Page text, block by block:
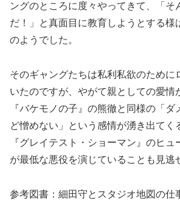
ングのところに度々やってきて、「そ
だ！」と真面目に教育しようとする様
のようでした。
そのギャングたちは私利私欲のために
いたのですが、やがて親としての愛情
『バケモノの子』の熊徹と同様の「
ど憎めない」という感情が湧き出てく
『グレイテスト・ショーマン』のヒ
が最低な悪役を演じていることも見逃
参考図書：細田守とスタジオ地図の仕